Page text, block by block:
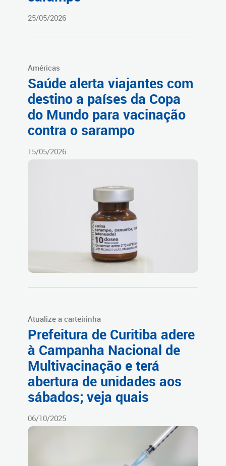
25/05/2026
Américas
Saúde alerta viajantes com
destino a países da Copa
do Mundo para vacinação
contra o sarampo
15/05/2026
Atualize a carteirinha
Prefeitura de Curitiba adere
à Campanha Nacional de
Multivacinação e terá
abertura de unidades aos
sábados; veja quais
06/10/2025